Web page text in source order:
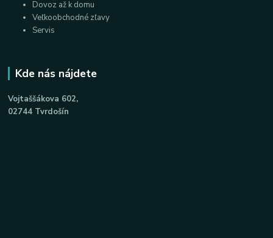
Dovoz až k domu
Veľkoobchodné zľavy
Servis
Kde nás nájdete
Vojtaššákova 602,
02744 Tvrdošín